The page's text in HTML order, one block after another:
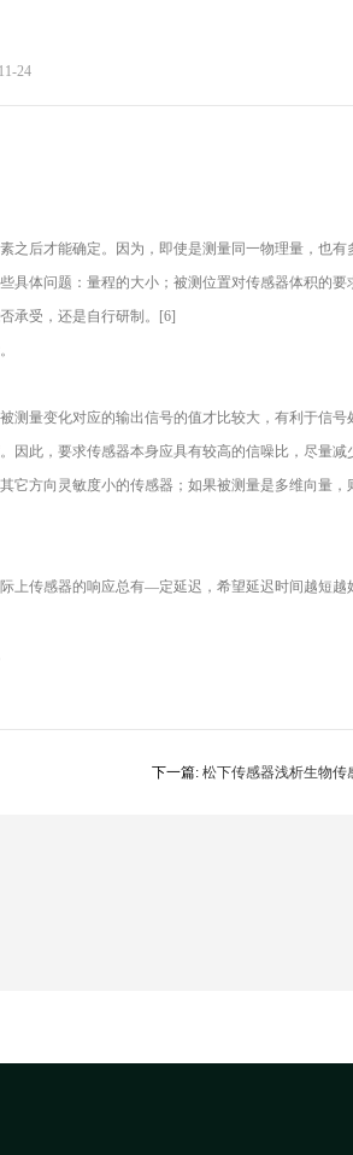
24
后才能确定。因为，即使是测量同一物理量，也有
体问题：量程的大小；被测位置对传感器体积的
承受，还是自行研制。[6]
量变化对应的输出信号的值才比较大，有利于信号
此，要求传感器本身应具有较高的信噪比，尽量减
方向灵敏度小的传感器；如果被测量是多维向量，
上传感器的响应总有—定延迟，希望延迟时间越短越
下一篇: 松下传感器浅析生物传